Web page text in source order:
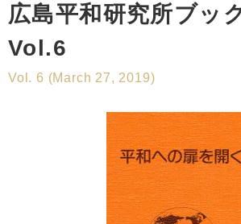
広島平和研究所ブッ
Vol.6
Vol. 6 (March 27, 2019)